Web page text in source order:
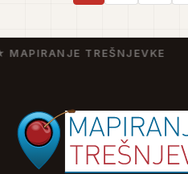
TREŠNJEVKE